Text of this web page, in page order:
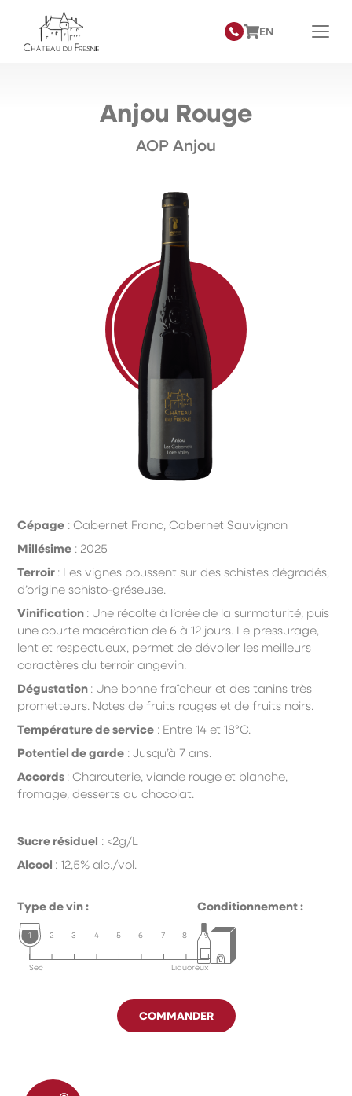
EN
Anjou Rouge
AOP Anjou
Cépage : Cabernet Franc, Cabernet Sauvignon
Millésime : 2025
Terroir : Les vignes poussent sur des schistes dégradés,
d’origine schisto-gréseuse.
Vinification : Une récolte à l’orée de la surmaturité, puis
une courte macération de 6 à 12 jours. Le pressurage,
lent et respectueux, permet de dévoiler les meilleurs
caractères du terroir angevin.
Dégustation : Une bonne fraîcheur et des tanins très
prometteurs. Notes de fruits rouges et de fruits noirs.
Température de service : Entre 14 et 18°C.
Potentiel de garde :Jusqu’à 7 ans.
Accords :Charcuterie, viande rouge et blanche,
fromage, desserts au chocolat.
Sucre résiduel : <2g/L
Alcool : 12,5% alc./vol.
Type de vin :
1 2 3 4 5 6 7 8 9
Sec Liquoreux
Conditionnement :
COMMANDER